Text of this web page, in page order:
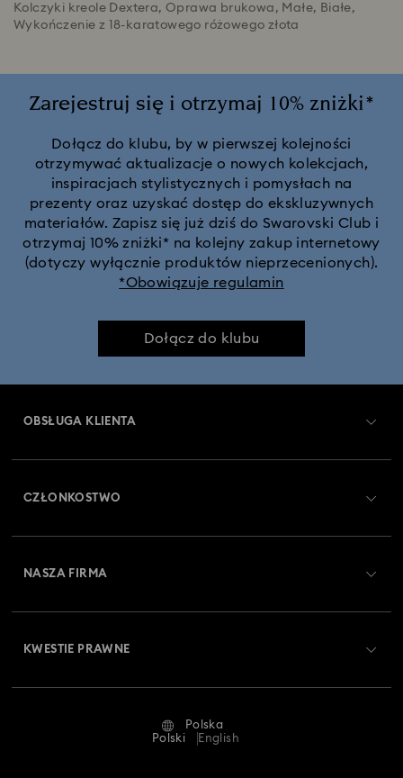
Kolczyki kreole Dextera, Oprawa brukowa, Małe, Białe,
Wykończenie z 18-karatowego różowego złota
Zarejestruj się i otrzymaj 10% zniżki*
Dołącz do klubu, by w pierwszej kolejności
otrzymywać aktualizacje o nowych kolekcjach,
inspiracjach stylistycznych i pomysłach na
prezenty oraz uzyskać dostęp do ekskluzywnych
materiałów. Zapisz się już dziś do Swarovski Club i
otrzymaj 10% zniżki* na kolejny zakup internetowy
(dotyczy wyłącznie produktów nieprzecenionych).
*Obowiązuje regulamin
Dołącz do klubu
OBSŁUGA KLIENTA
Zwroty i wymiana towaru
Status naprawy
CZŁONKOSTWO
NASZA FIRMA
KWESTIE PRAWNE
Polska
Polski
English